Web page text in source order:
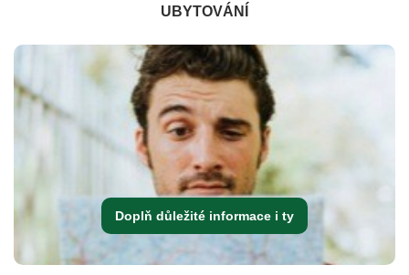
UBYTOVÁNÍ
Doplň důležité informace i ty